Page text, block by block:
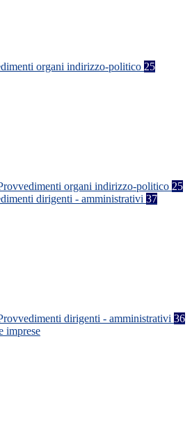
organi indirizzo-politico 25
organi indirizzo-politico 25
dirigenti - amministrativi 37
dirigenti - amministrativi 36
imprese